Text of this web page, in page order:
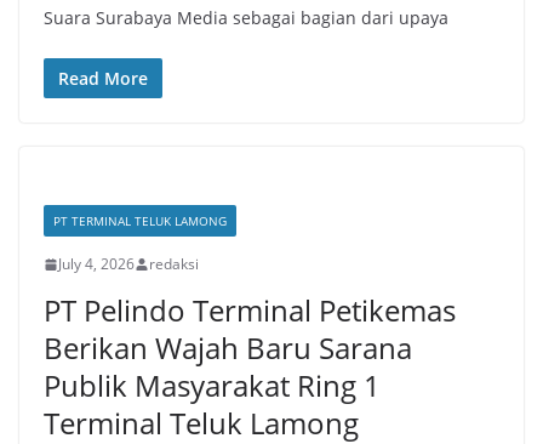
Suara Surabaya Media sebagai bagian dari upaya
Read More
PT TERMINAL TELUK LAMONG
July 4, 2026 redaksi
PT Pelindo Terminal Petikemas
Berikan Wajah Baru Sarana
Publik Masyarakat Ring 1
Terminal Teluk Lamong